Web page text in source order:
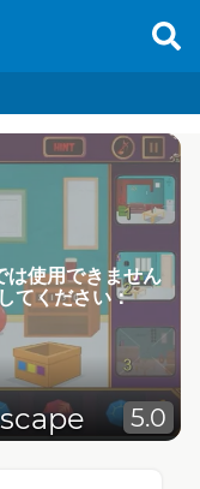
は使用できません
てください：
5.0